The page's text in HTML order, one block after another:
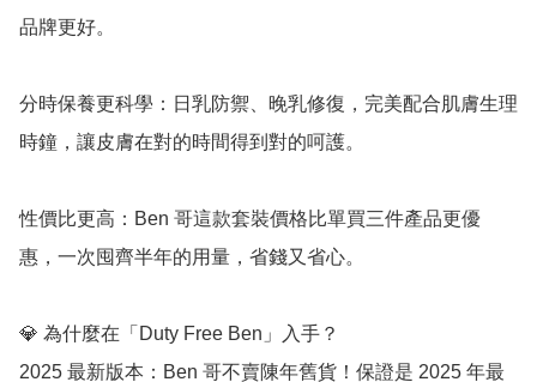
品牌更好。
分時保養更科學：日乳防禦、晚乳修復，完美配合肌膚生理
時鐘，讓皮膚在對的時間得到對的呵護。
性價比更高：Ben 哥這款套裝價格比單買三件產品更優
惠，一次囤齊半年的用量，省錢又省心。
💎 為什麼在「Duty Free Ben」入手？
2025 最新版本：Ben 哥不賣陳年舊貨！保證是 2025 年最